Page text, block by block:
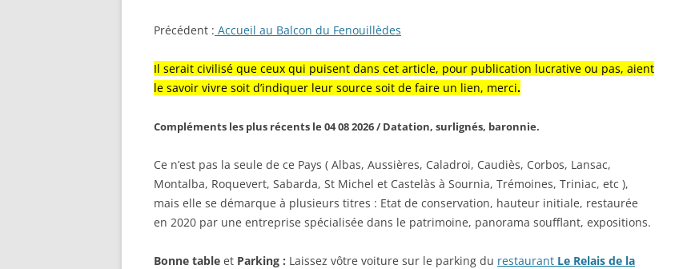
Précédent : Accueil au Balcon du Fenouillèdes
Il serait civilisé que ceux qui puisent dans cet article, pour publication lucrative ou pas, aient
le savoir vivre soit d’indiquer leur source soit de faire un lien, merci.
Compléments les plus récents le 04 08 2026 / Datation, surlignés, baronnie.
Ce n’est pas la seule de ce Pays ( Albas, Aussières, Caladroi, Caudiès, Corbos, Lansac,
Montalba, Roquevert, Sabarda, St Michel et Castelàs à Sournia, Trémoines, Triniac, etc ),
mais elle se démarque à plusieurs titres : Etat de conservation, hauteur initiale, restaurée
en 2020 par une entreprise spécialisée dans le patrimoine, panorama soufflant, expositions.
Bonne table et Parking : Laissez vôtre voiture sur le parking du restaurant Le Relais de la